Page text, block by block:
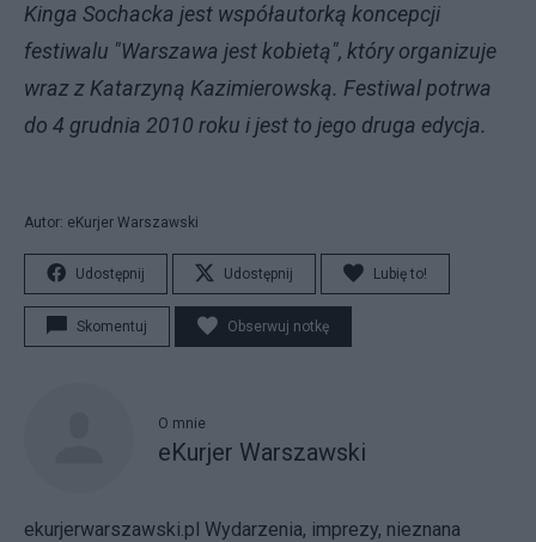
Kinga Sochacka jest współautorką koncepcji
festiwalu "Warszawa jest kobietą", który organizuje
wraz z Katarzyną Kazimierowską. Festiwal potrwa
do 4 grudnia 2010 roku i jest to jego druga edycja.
Autor: eKurjer Warszawski
Udostępnij Udostępnij Lubię to!
Skomentuj Obserwuj notkę
O mnie
eKurjer Warszawski
ekurjerwarszawski.pl Wydarzenia, imprezy, nieznana